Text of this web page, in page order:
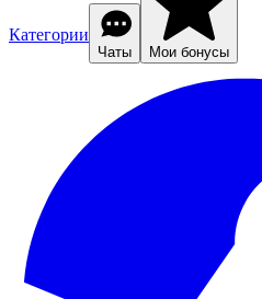
Категории
Чаты Мои бонусы